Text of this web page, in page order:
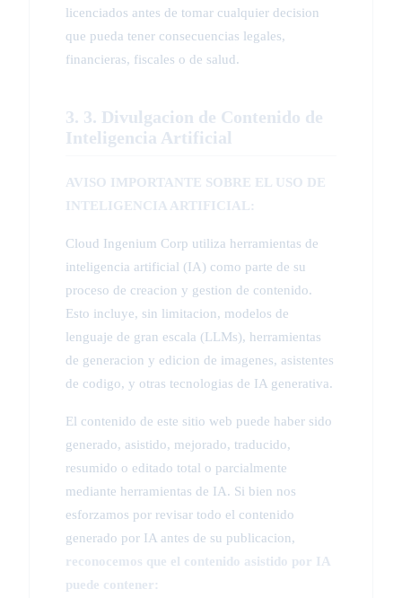
licenciados antes de tomar cualquier decision
que pueda tener consecuencias legales,
financieras, fiscales o de salud.
3. 3. Divulgacion de Contenido de
Inteligencia Artificial
AVISO IMPORTANTE SOBRE EL USO DE
INTELIGENCIA ARTIFICIAL:
Cloud Ingenium Corp utiliza herramientas de
inteligencia artificial (IA) como parte de su
proceso de creacion y gestion de contenido.
Esto incluye, sin limitacion, modelos de
lenguaje de gran escala (LLMs), herramientas
de generacion y edicion de imagenes, asistentes
de codigo, y otras tecnologias de IA generativa.
El contenido de este sitio web puede haber sido
generado, asistido, mejorado, traducido,
resumido o editado total o parcialmente
mediante herramientas de IA. Si bien nos
esforzamos por revisar todo el contenido
generado por IA antes de su publicacion,
reconocemos que el contenido asistido por IA
puede contener: